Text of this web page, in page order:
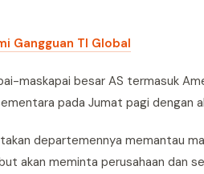
Gangguan TI Global
maskapai besar AS termasuk
pada Jumat pagi dengan
departemennya memantau
akan meminta perusahaan dan